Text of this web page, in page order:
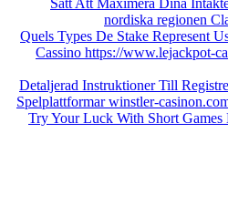
Sätt Att Maximera Dina
nordiska regionen
Quels Types De Stake Represent
Cassino https://www.lejackpot-
Detaljerad Instruktioner Till
Spelplattformar winstler-
Try Your Luck With Short Games